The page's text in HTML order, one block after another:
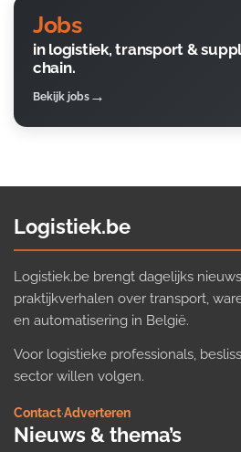
Jobs
in logistiek, transport &
chain.
Bekijk jobs
Logistiek.be
Logistiek.be brengt dagelijks
praktijkverhalen over transport,
en automatisering in België.
Voor logistieke professionals,
sector willen volgen.
Contact·Adverteren
Nieuws & thema’s